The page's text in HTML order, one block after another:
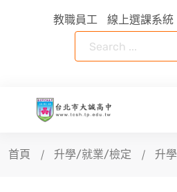
教職員工 線上選課系統
首頁 升學/就業/檢定 升學